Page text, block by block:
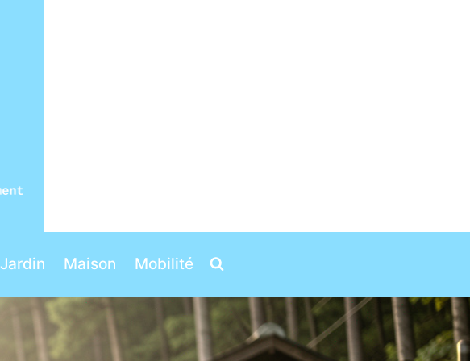
Jardin Maison Mobilité